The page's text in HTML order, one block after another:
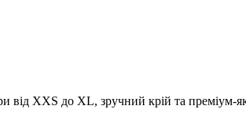
від XXS до XL, зручний крій та преміум-